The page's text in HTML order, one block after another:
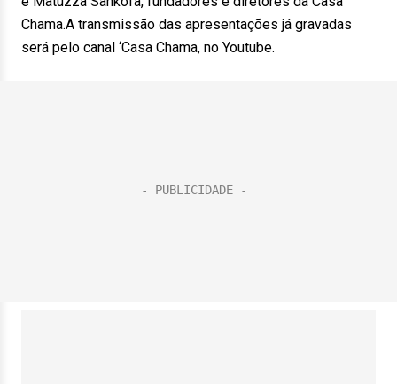
Chama.A transmissão das apresentações já gravadas
será pelo canal ‘Casa Chama, no Youtube.